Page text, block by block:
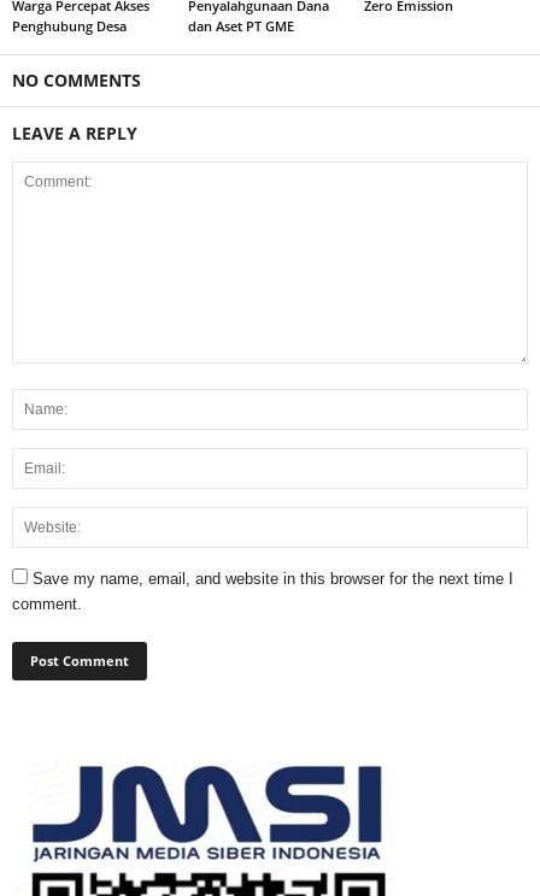
Warga Percepat Akses
Penghubung Desa
Penyalahgunaan Dana
dan Aset PT GME
Zero Emission
NO COMMENTS
LEAVE A REPLY
Save my name, email, and website in this browser for the next time I
comment.